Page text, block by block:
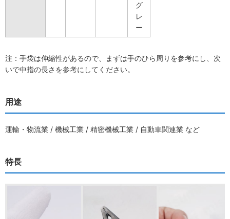
グ
レ
ー
注：手袋は伸縮性があるので、まずは手のひら周りを参考にし、次
いで中指の長さを参考にしてください。
用途
運輸・物流業 / 機械工業 / 精密機械工業 / 自動車関連業 など
特長